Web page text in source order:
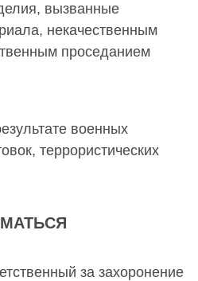
вызванные
некачественным
проседанием
военных
террористических
за захоронение